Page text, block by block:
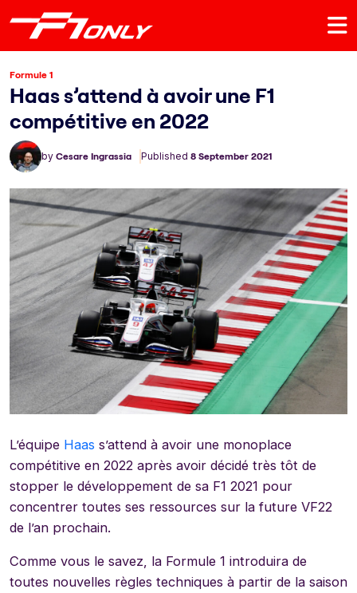
Formule 1
Haas s’attend à avoir une F1
compétitive en 2022
by Cesare Ingrassia Published 8 September 2021
L’équipe Haas s’attend à avoir une monoplace
compétitive en 2022 après avoir décidé très tôt de
stopper le développement de sa F1 2021 pour
concentrer toutes ses ressources sur la future VF22
de l’an prochain.
Comme vous le savez, la Formule 1 introduira de
toutes nouvelles règles techniques à partir de la saison